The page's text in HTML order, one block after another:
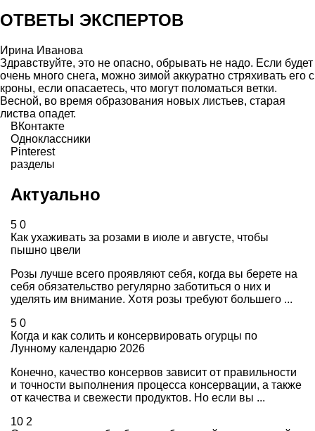
ОТВЕТЫ ЭКСПЕРТОВ
Ирина Иванова
Здравствуйте, это не опасно, обрывать не надо. Если будет
очень много снега, можно зимой аккуратно стряхивать его с
кроны, если опасаетесь, что могут поломаться ветки.
Весной, во время образования новых листьев, старая
листва опадет.
ВКонтакте
Одноклассники
Pinterest
разделы
Актуально
5 0
Как ухаживать за розами в июле и августе, чтобы
пышно цвели
Розы лучше всего проявляют себя, когда вы берете на
себя обязательство регулярно заботиться о них и
уделять им внимание. Хотя розы требуют большего ...
5 0
Когда и как солить и консервировать огурцы по
Лунному календарю 2026
Конечно, качество консервов зависит от правильности
и точности выполнения процесса консервации, а также
от качества и свежести продуктов. Но если вы ...
10 2